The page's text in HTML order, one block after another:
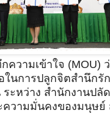
ความเข้าใจ (MOU)
ในการปลูกจิตสำนึกรั
ระหว่าง สำนักงานปลั
วามมั่นคงของมนุษย์